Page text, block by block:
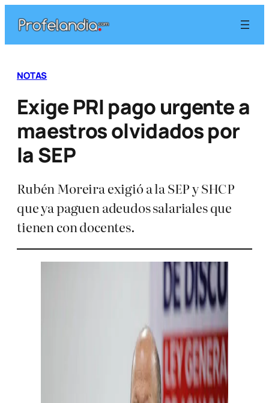
contenido
NOTAS
Exige PRI pago urgente a
maestros olvidados por
la SEP
Rubén Moreira exigió a la SEP y SHCP
que ya paguen adeudos salariales que
tienen con docentes.